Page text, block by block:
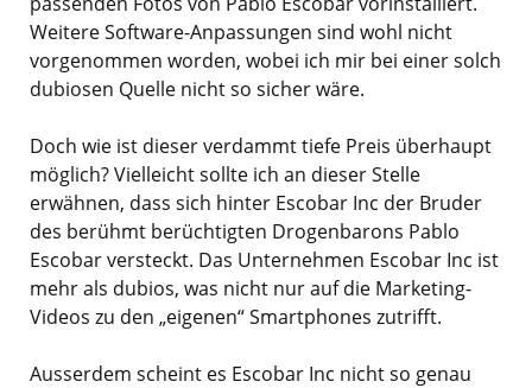
Weitere Software-Anpassungen sind wohl nicht
vorgenommen worden, wobei ich mir bei einer solch
dubiosen Quelle nicht so sicher wäre.
Doch wie ist dieser verdammt tiefe Preis überhaupt
möglich? Vielleicht sollte ich an dieser Stelle
erwähnen, dass sich hinter Escobar Inc der Bruder
des berühmt berüchtigten Drogenbarons Pablo
Escobar versteckt. Das Unternehmen Escobar Inc ist
mehr als dubios, was nicht nur auf die Marketing-
Videos zu den „eigenen“ Smartphones zutrifft.
Ausserdem scheint es Escobar Inc nicht so genau